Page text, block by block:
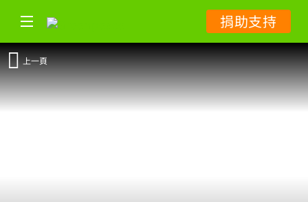
捐助支持
上一頁